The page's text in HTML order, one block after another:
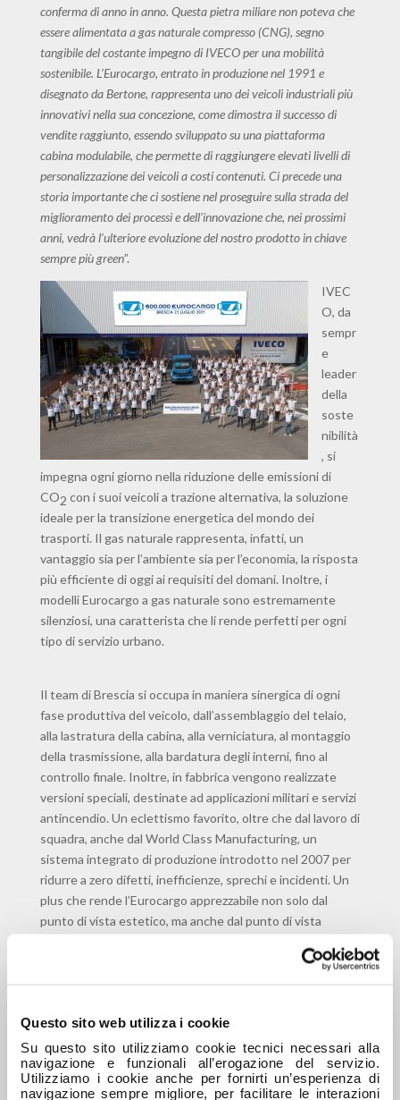
Questo sito web utilizza i cookie
Su questo sito utilizziamo cookie tecnici necessari alla
navigazione e funzionali all’erogazione del servizio.
Utilizziamo i cookie anche per fornirti un’esperienza di
navigazione sempre migliore, per facilitare le interazioni
conferma di anno in anno. Questa pietra miliare non poteva che
essere alimentata a gas naturale compresso (CNG), segno
tangibile del costante impegno di IVECO per una mobilità
sostenibile. L’Eurocargo, entrato in produzione nel 1991 e
disegnato da Bertone, rappresenta uno dei veicoli industriali più
innovativi nella sua concezione, come dimostra il successo di
vendite raggiunto, essendo sviluppato su una piattaforma
cabina modulabile, che permette di raggiungere elevati livelli di
personalizzazione dei veicoli a costi contenuti. Ci precede una
storia importante che ci sostiene nel proseguire sulla strada del
miglioramento dei processi e dell’innovazione che, nei prossimi
anni, vedrà l’ulteriore evoluzione del nostro prodotto in chiave
sempre più green”.
IVEC
O, da
sempr
e
leader
della
soste
nibilità
, si
impegna ogni giorno nella riduzione delle emissioni di
CO2 con i suoi veicoli a trazione alternativa, la soluzione
ideale per la transizione energetica del mondo dei
trasporti. Il gas naturale rappresenta, infatti, un
vantaggio sia per l’ambiente sia per l’economia, la risposta
più efficiente di oggi ai requisiti del domani. Inoltre, i
modelli Eurocargo a gas naturale sono estremamente
silenziosi, una caratterista che li rende perfetti per ogni
tipo di servizio urbano.
Il team di Brescia si occupa in maniera sinergica di ogni
fase produttiva del veicolo, dall’assemblaggio del telaio,
alla lastratura della cabina, alla verniciatura, al montaggio
della trasmissione, alla bardatura degli interni, fino al
controllo finale. Inoltre, in fabbrica vengono realizzate
versioni speciali, destinate ad applicazioni militari e servizi
antincendio. Un eclettismo favorito, oltre che dal lavoro di
squadra, anche dal World Class Manufacturing, un
sistema integrato di produzione introdotto nel 2007 per
ridurre a zero difetti, inefficienze, sprechi e incidenti. Un
plus che rende l’Eurocargo apprezzabile non solo dal
punto di vista estetico, ma anche dal punto di vista
risalgono al 1903,
Züst fonda la
Fabbrica Automobili,